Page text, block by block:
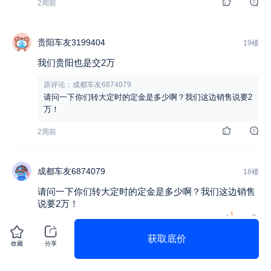
2周前
贵阳车友3199404 19楼
我们贵阳也是交2万
原评论：成都车友6874079
请问一下你们转大定时的定金是多少啊？我们这边销售说要2
万！
2周前
成都车友6874079 18楼
请问一下你们转大定时的定金是多少啊？我们这边销售
说要2万！
1
郑州车友9999795 17楼
收藏 分享 获取底价